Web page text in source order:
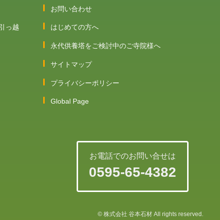
っ越
お問い合わせ
はじめての方へ
永代供養塔をご検討中のご寺院様へ
サイトマップ
プライバシーポリシー
Global Page
お電話でのお問い合せは
0595-65-4382
©株式会社 谷本石材 All rights reserved.